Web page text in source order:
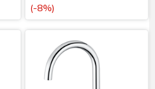
(-8%)